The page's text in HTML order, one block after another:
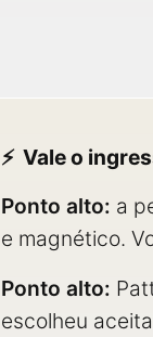
Vale o
Ponto alto: a
e magnético.
Ponto alto:
escolheu